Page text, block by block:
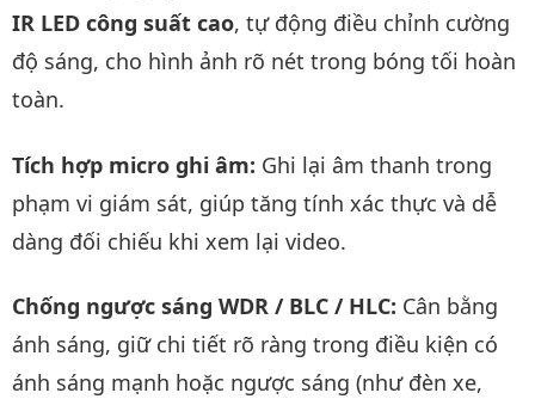
IR LED công suất cao, tự động điều chỉnh cường
độ sáng, cho hình ảnh rõ nét trong bóng tối hoàn
toàn.
Tích hợp micro ghi âm: Ghi lại âm thanh trong
phạm vi giám sát, giúp tăng tính xác thực và dễ
dàng đối chiếu khi xem lại video.
Chống ngược sáng WDR / BLC / HLC: Cân bằng
ánh sáng, giữ chi tiết rõ ràng trong điều kiện có
ánh sáng mạnh hoặc ngược sáng (như đèn xe,